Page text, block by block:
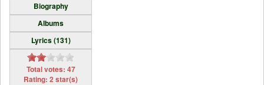
Biography
Albums
Lyrics (131)
Total votes: 47
Rating: 2 star(s)